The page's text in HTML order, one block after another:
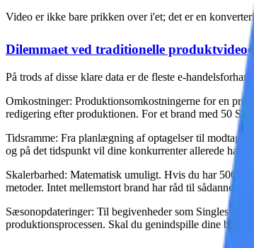
Video er ikke bare prikken over i'et; det er en
Dilemmaet ved traditionelle produktvideoer
På trods af disse klare data er de fleste e-
Omkostninger: Produktionsomkostningerne for en
redigering efter produktionen. For et brand med 50
Tidsramme: Fra planlægning af optagelser til
og på det tidspunkt vil dine konkurrenter allerede have
Skalerbarhed: Matematisk umuligt. Hvis du har 500
metoder. Intet mellemstort brand har råd til sådanne
Sæsonopdateringer: Til begivenheder som Singles'
produktionsprocessen. Skal du genindspille dine